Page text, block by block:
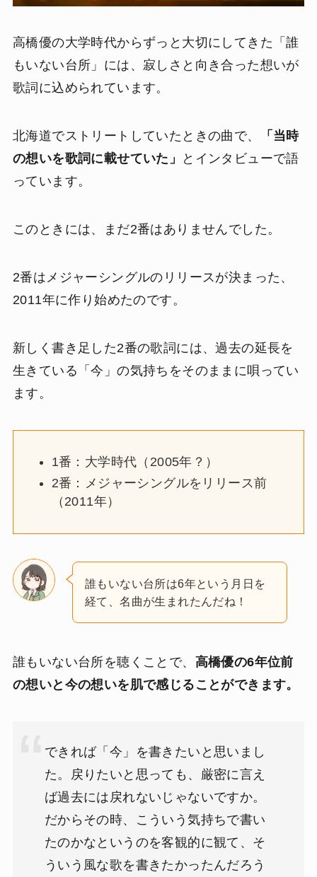
高橋優の大学時代からずっと大切にしてきた「誰
もいない台所」には、寂しさと向き合った想いが
歌詞に込められています。
北海道でストリートしていたときの曲で、
「当時
の想いを歌詞に載せていた」
とインタビューで語
っています。
このときには、まだ2番はありませんでした。
2番はメジャーシングルのリリースが決まった、
2011年に作り始めたのです。
新しく書き足した2番の歌詞には、過去の延長を
生きている「今」の気持ちをそのままに唄ってい
ます。
1番：大学時代（2005年？）
2番：メジャーシングルをリリース前
（2011年）
誰もいない台所は6年という月日を
経て、名曲が生まれたんだね！
誰もいない台所を聴くことで、 高橋優の6年位前
の想いと今の想いを肌で感じることができます。
できれば「今」を書きたいと思いまし
た。戻りたいと思っても、厳密に言え
ば過去には戻れないじゃないですか。
だからその時、こういう気持ちで書い
たのかなというのを客観的に観て、そ
ういう風な歌を書きたかったんだろう